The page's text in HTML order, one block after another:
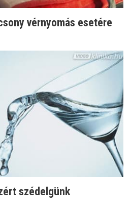
vérnyomás esetére
szédelgünk